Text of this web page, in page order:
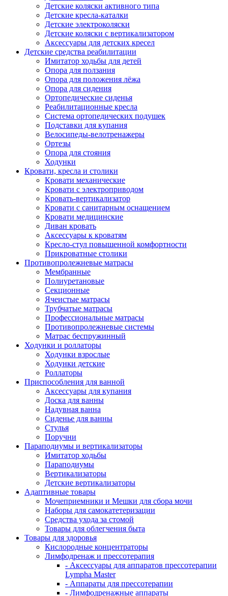
Детские коляски активного типа
Детские кресла-каталки
Детские электроколяски
Детские коляски с вертикализатором
Аксессуары для детских кресел
Детские средства реабилитации
Имитатор ходьбы для детей
Опора для ползания
Опора для положения лёжа
Опора для сидения
Ортопедические сиденья
Реабилитационные кресла
Система ортопедических подушек
Подставки для купания
Велосипеды-велотренажеры
Ортезы
Опора для стояния
Ходунки
Кровати, кресла и столики
Кровати механические
Кровати с электроприводом
Кровать-вертикализатор
Кровати с санитарным оснащением
Кровати медицинские
Диван кровать
Аксессуары к кроватям
Кресло-стул повышенной комфортности
Прикроватные столики
Противопролежневые матрасы
Мембранные
Полиуретановые
Секционные
Ячеистые матрасы
Трубчатые матрасы
Профессиональные матрасы
Противопролежневые системы
Матрас беспружинный
Ходунки и роллаторы
Ходунки взрослые
Ходунки детские
Роллаторы
Приспособления для ванной
Аксессуары для купания
Доска для ванны
Надувная ванна
Сиденье для ванны
Стулья
Поручни
Параподиумы и вертикализаторы
Имитатор ходьбы
Параподиумы
Вертикализаторы
Детские вертикализаторы
Адаптивные товары
Мочеприемники и Мешки для сбора мочи
Наборы для самокатетеризации
Средства ухода за стомой
Товары для облегчения быта
Товары для здоровья
Кислородные концентраторы
Лимфодренаж и прессотерапия
- Аксессуары для аппаратов прессотерапии
Lympha Master
- Аппараты для прессотерапии
- Лимфодренажные аппараты